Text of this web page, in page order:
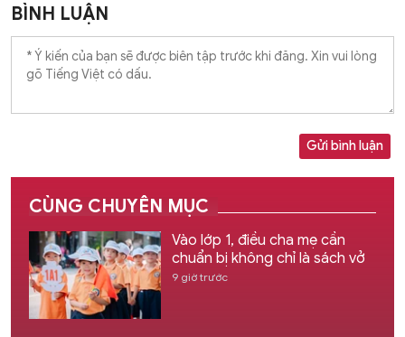
BÌNH LUẬN
Gửi bình luận
CÙNG CHUYÊN MỤC
Vào lớp 1, điều cha mẹ cần
chuẩn bị không chỉ là sách vở
9 giờ trước